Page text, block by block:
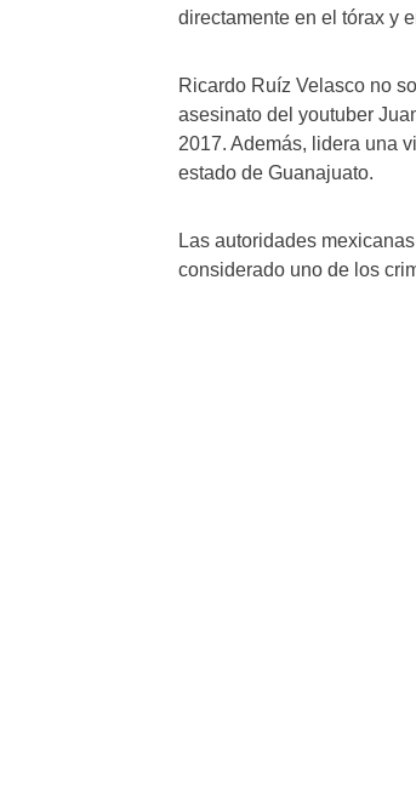
directamente en el tórax y
Ricardo Ruíz Velasco no
asesinato del youtuber
2017. Además, lidera una
estado de Guanajuato.
Las autoridades
considerado uno de los